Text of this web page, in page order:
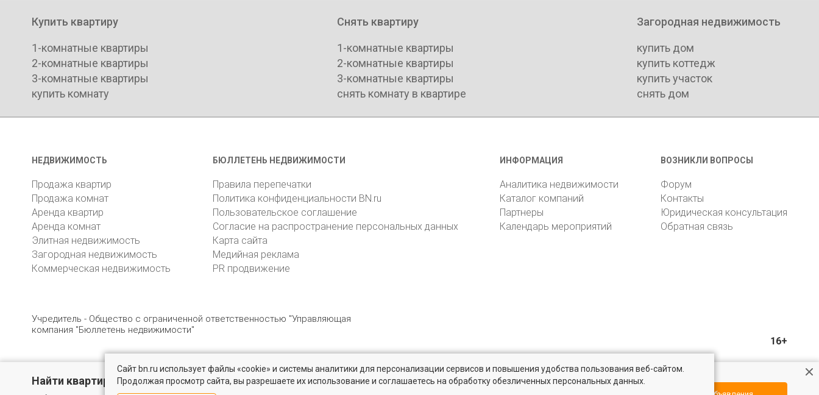
Найти квартиру - это просто!
Купить квартиру
1-комнатные квартиры
2-комнатные квартиры
3-комнатные квартиры
купить комнату
Снять квартиру
1-комнатные квартиры
2-комнатные квартиры
3-комнатные квартиры
снять комнату в квартире
Загородная недвижимость
купить дом
купить коттедж
купить участок
снять дом
НЕДВИЖИМОСТЬ
Продажа квартир
Продажа комнат
Аренда квартир
Аренда комнат
Элитная недвижимость
Загородная недвижимость
Коммерческая недвижимость
БЮЛЛЕТЕНЬ НЕДВИЖИМОСТИ
Правила перепечатки
Политика конфиденциальности BN.ru
Пользовательское соглашение
Согласие на распространение персональных данных
Карта сайта
Медийная реклама
PR продвижение
ИНФОРМАЦИЯ
Аналитика недвижимости
Каталог компаний
Партнеры
Календарь мероприятий
ВОЗНИКЛИ ВОПРОСЫ
Форум
Контакты
Юридическая консультация
Обратная связь
Учредитель - Общество с ограниченной ответственностью "Управляющая
компания "Бюллетень недвижимости"
16+
© 2005 – 2026, ООО «УК «БН» 8 (812) 331-93-56 196105, Санкт-Петербург, пр. Юрия Гагарина, 1 reklama@bn.ru
Сайт bn.ru использует файлы «cookie» и системы аналитики для персонализации сервисов и повышения удобства пользования веб-сайтом.
Продолжая просмотр сайта, вы разрешаете их использование и соглашаетесь на обработку обезличенных персональных данных.